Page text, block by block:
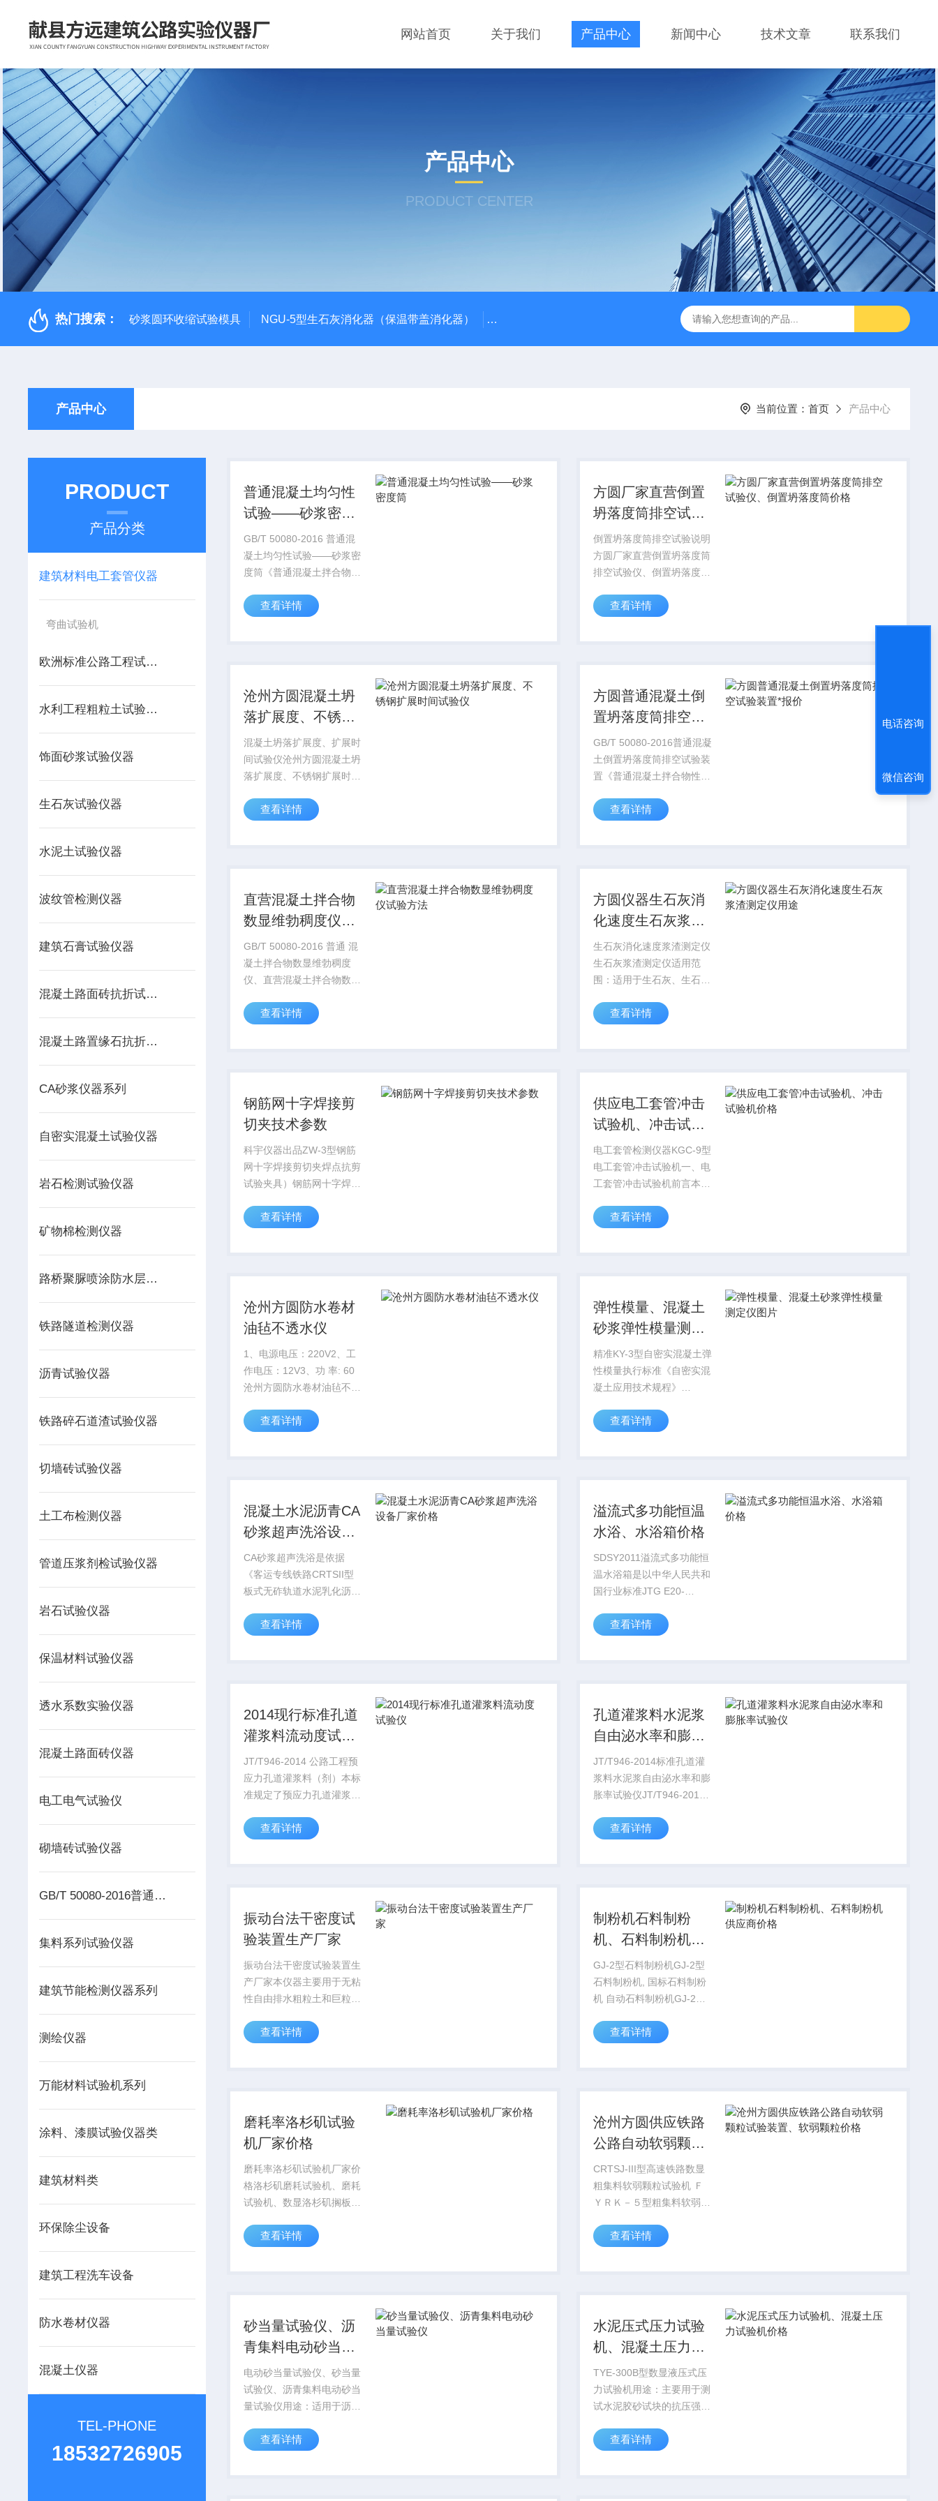
网站首页 关于我们 产品中心 新闻中心 技术文章 联系我们
产品中心
PRODUCT CENTER
热门搜索： 砂浆圆环收缩试验模具 NGU-5型生石灰消化器（保温带盖消化器） *GB/T 50080-2016标准普通混凝土泌水率试验容量筒试验方法 生石灰浆渣测定仪
产品中心 当前位置： 首页 产品中心
PRODUCT
产品分类
建筑材料电工套管仪器
弯曲试验机
欧洲标准公路工程试验仪器
水利工程粗粒土试验仪器
饰面砂浆试验仪器
生石灰试验仪器
水泥土试验仪器
波纹管检测仪器
建筑石膏试验仪器
混凝土路面砖抗折试验装置
混凝土路置缘石抗折装置
CA砂浆仪器系列
自密实混凝土试验仪器
岩石检测试验仪器
矿物棉检测仪器
路桥聚脲喷涂防水层试验仪器
铁路隧道检测仪器
沥青试验仪器
铁路碎石道渣试验仪器
切墙砖试验仪器
土工布检测仪器
管道压浆剂检试验仪器
岩石试验仪器
保温材料试验仪器
透水系数实验仪器
混凝土路面砖仪器
电工电气试验仪
砌墙砖试验仪器
GB/T 50080-2016普通混凝土拌合物性能试验仪器
集料系列试验仪器
建筑节能检测仪器系列
测绘仪器
万能材料试验机系列
涂料、漆膜试验仪器类
建筑材料类
环保除尘设备
建筑工程洗车设备
防水卷材仪器
混凝土仪器
TEL-PHONE
18532726905
普通混凝土均匀性
试验——砂浆密度
筒
GB/T 50080-2016 普通混
凝土均匀性试验——砂浆密
度筒《普通混凝土拌合物性
50080-2016现行标
起执行，新标准增加了专业
查看详情
方圆厂家直营倒置
坍落度筒排空试验
仪、倒置坍落度筒
价格
倒置坍落度筒排空试验说明
方圆厂家直营倒置坍落度筒
排空试验仪、倒置坍落度筒
2016标准《普通混凝土拌
（GB/T 50080-2016现行标
查看详情
沧州方圆混凝土坍
落扩展度、不锈钢
扩展时间试验仪
混凝土坍落扩展度、扩展时
间试验仪沧州方圆混凝土坍
落扩展度、不锈钢扩展时间
坍落扩展度、T50流动时间
坍落度筒，该仪器应符合
查看详情
方圆普通混凝土倒
置坍落度筒排空试
验装置*报价
GB/T 50080-2016普通混凝
土倒置坍落度筒排空试验装
置《普通混凝土拌合物性能
50080-2016现行标
起执行，新标准增加了专业
查看详情
直营混凝土拌合物
数显维勃稠度仪试
验方法
GB/T 50080-2016 普通 混
凝土拌合物数显维勃稠度
仪、直营混凝土拌合物数显
混凝土拌合物性能试验方法
现行标准）》，该标准将于
查看详情
方圆仪器生石灰消
化速度生石灰浆渣
测定仪用途
生石灰消化速度浆渣测定仪
生石灰浆渣测定仪适用范
围：适用于生石灰、生石灰
含量的测定。产品结构简
《JTG E51-2009》公路工
查看详情
钢筋网十字焊接剪
切夹技术参数
科宇仪器出品ZW-3型钢筋
网十字焊接剪切夹焊点抗剪
试验夹具）钢筋网十字焊接
0-4、4-8、8-16MM的钢筋
径钢筋网砂浆加固混凝土构
查看详情
供应电工套管冲击
试验机、冲击试验
机价格
电工套管检测仪器KGC-9型
电工套管冲击试验机一、电
工套管冲击试验机前言本试
料波纹管的冲击试验，确定
从而确定其冲压强度，符合
查看详情
沧州方圆防水卷材
油毡不透水仪
1、电源电压：220V2、工
作电压：12V3、功 率: 60
沧州方圆防水卷材油毡不透
查看详情
弹性模量、混凝土
砂浆弹性模量测定
仪图片
精准KY-3型自密实混凝土弹
性模量执行标准《自密实混
凝土应用技术规程》
混凝土弹性模量测定仪主要
柱体试件的静力受压弹性模
查看详情
混凝土水泥沥青CA
砂浆超声洗浴设备
厂家价格
CA砂浆超声洗浴是依据
《客运专线铁路CRTSII型
板式无砟轨道水泥乳化沥青
沥青砂浆冻融试验方法的仪
优质不锈钢板精工而成。混
查看详情
溢流式多功能恒温
水浴、水浴箱价格
SDSY2011溢流式多功能恒
温水浴箱是以中华人民共和
国行业标准JTG E20-
青混合料试验规程》中的T
料密度试验（表干法）》为
查看详情
2014现行标准孔道
灌浆料流动度试验
仪
JT/T946-2014 公路工程预
应力孔道灌浆料（剂）本标
准规定了预应力孔道灌浆料
方法、检验规则以及标志、
2014现行标准孔道灌浆料
查看详情
孔道灌浆料水泥浆
自由泌水率和膨胀
率试验仪
JT/T946-2014标准孔道灌
浆料水泥浆自由泌水率和膨
胀率试验仪JT/T946-2014
（剂）本标准规定了预应力
要求、试验方法、检验规则
查看详情
振动台法干密度试
验装置生产厂家
振动台法干密度试验装置生
产厂家本仪器主要用于无粘
性自由排水粗粒土和巨粒土
度.电子数量,技术参数：电
台:600x600mm频率：0-
查看详情
制粉机石料制粉
机、石料制粉机供
应商价格
GJ-2型石料制粉机GJ-2型
石料制粉机, 国标石料制粉
机 自动石料制粉机GJ-2型
材料的制粉，于粉碎研磨具
质,如：煤、焦碳、矸石、
查看详情
磨耗率洛杉矶试验
机厂家价格
磨耗率洛杉矶试验机厂家价
格洛杉矶磨耗试验机、磨耗
试验机、数显洛杉矶搁板式
矶磨耗试验机用于测定石料
磨耗试验机；用于测定石料
查看详情
沧州方圆供应铁路
公路自动软弱颗粒
试验装置、软弱颗
粒价格
CRTSJ-III型高速铁路数显
粗集料软弱颗粒试验机 Ｆ
ＹＲＫ－５型粗集料软弱颗
颗粒试验机 粗集料软弱颗
圆供应铁路公路自动软弱颗
查看详情
砂当量试验仪、沥
青集料电动砂当量
试验仪
电动砂当量试验仪、砂当量
试验仪、沥青集料电动砂当
量试验仪用途：适用于沥青
然砂、人工砂、石屑，其集
4.75mm，测定细集料中所
查看详情
水泥压式压力试验
机、混凝土压力试
验机价格
TYE-300B型数显液压式压
力试验机用途：主要用于测
试水泥胶砂试块的抗压强
以做混凝土抗折强度试验。
抗折抗压强度的试验，电子
查看详情
电话咨询
微信咨询